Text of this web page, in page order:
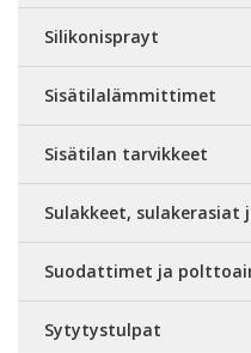
Silikonisprayt
Sisätilalämmittimet
Sisätilan tarvikkeet
Sulakkeet, sulakerasiat
Suodattimet ja
Sytytystulpat